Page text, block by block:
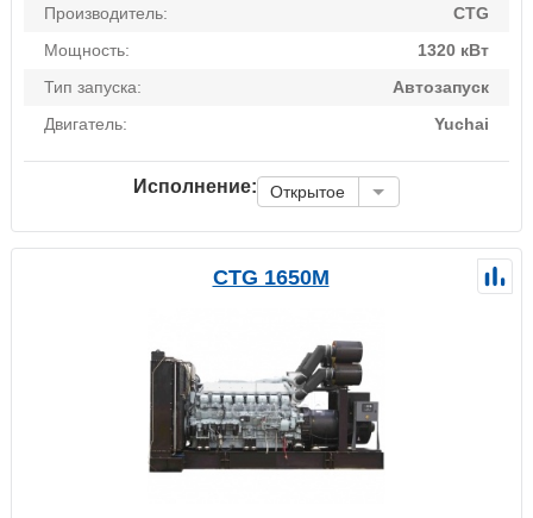
Производитель:
CTG
Мощность:
1320 кВт
Тип запуска:
Автозапуск
Двигатель:
Yuchai
Исполнение: Открытое
CTG 1650M